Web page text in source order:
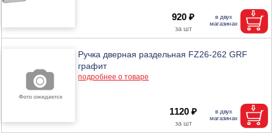
920 ₽
Ручка дверная раздельная FZ26-262 GRF
графит
подробнее о товаре
1120 ₽